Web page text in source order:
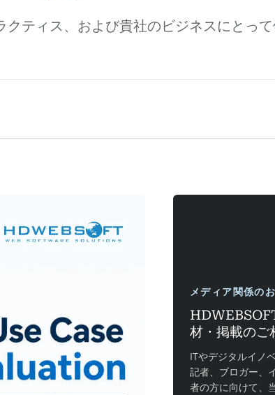
ティス、および貴社のビジネスにとっ
メディア関係の
材・掲載のご
ITやデジタルイノ
記者、ブロガー、
者の方に向けて、